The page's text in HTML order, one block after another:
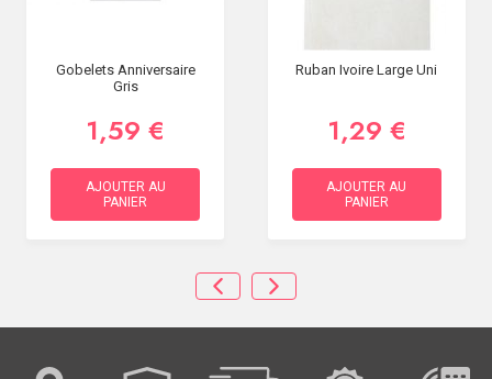
Gobelets Anniversaire
Gris
1,59 €
AJOUTER AU
PANIER
Ruban Ivoire Large Uni
1,29 €
AJOUTER AU
PANIER